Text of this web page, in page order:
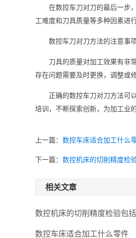
在数控车刀对刀的最后一步
工难度和刀具质量等多种因素进
数控车刀对刀方法的注意事项
刀具的质量对加工效果有非
存在问题需要及时更换，调整或
正确的数控车刀对刀方法可
培训，不断探索创新，为加工业
上一篇： 数控车床适合加工什么
下一篇： 数控机床的切削精度检
相关文章
数控机床的切削精度检验包
数控车床适合加工什么零件